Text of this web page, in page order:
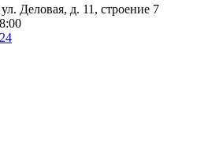
Деловая, д. 11, строение 7